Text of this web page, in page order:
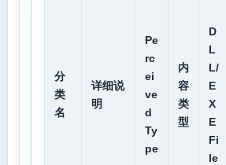
分
类
名
详细说
明
Pe
rc
ei
ve
d
Ty
pe
内
容
类
型
D
L
L/
E
X
E
Fi
le